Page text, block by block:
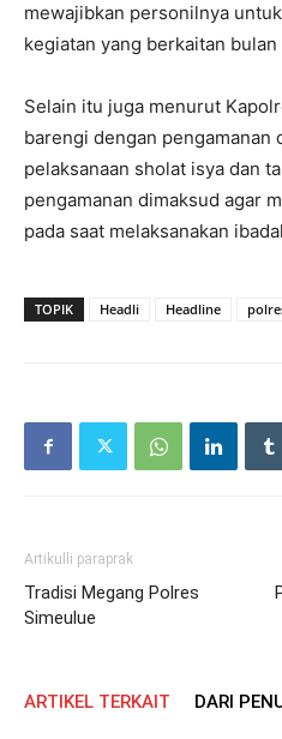
mewajibkan personilnya
kegiatan yang berkaitan bulan
Selain itu juga menurut
barengi dengan pengamanan
pelaksanaan sholat isya dan
pengamanan dimaksud agar
pada saat melaksanakan
TOPIK Headli Headline
Artikulli paraprak
Tradisi Megang Polres
Simeulue
ARTIKEL TERKAIT DARI